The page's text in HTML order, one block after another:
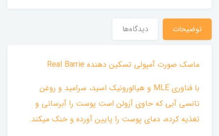
توضیحات دیدگاه‌ها
ماسک صورت آمپولی تسکین دهنده Real Barrie
با فناوری MLE و هیالورونیک اسید، سرامید و روغن
تانسی آبی که حاوی آزولن است پوست را آبرسانی و
تغذیه کرده، دمای پوست را پایین آورده و خنک میکند.